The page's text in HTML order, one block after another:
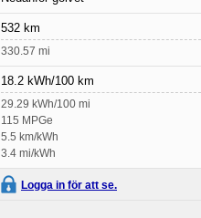
532 km
330.57 mi
18.2 kWh/100 km
29.29 kWh/100 mi
115 MPGe
5.5 km/kWh
3.4 mi/kWh
Logga in för att se.